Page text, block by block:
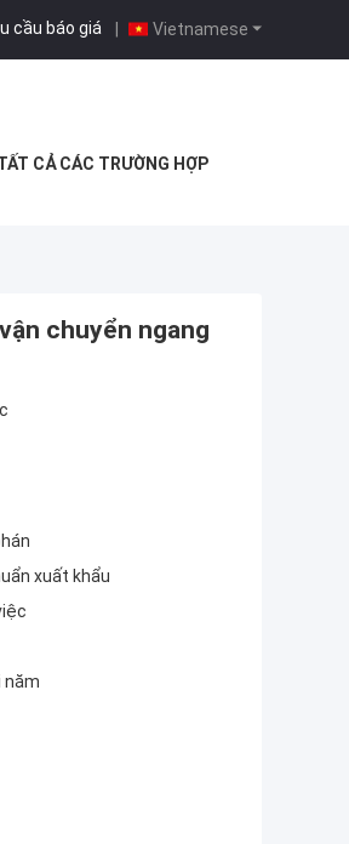
Vietnamese
cầu báo giá |
CẢ CÁC TRƯỜNG HỢP
chuyển ngang
xuất khẩu
năm